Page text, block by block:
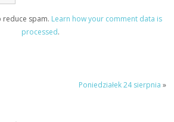
reduce spam. Learn how your comment data is
processed.
Poniedziałek 24 sierpnia »